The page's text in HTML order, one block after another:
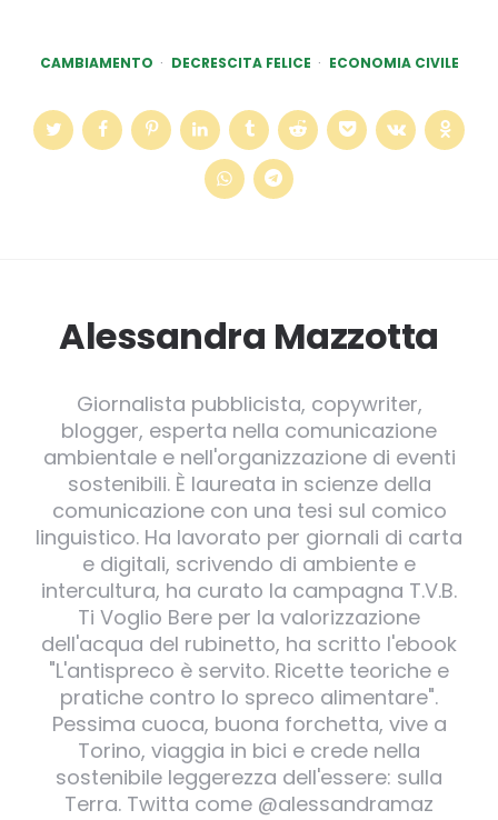
CAMBIAMENTO DECRESCITA FELICE ECONOMIA CIVILE
Alessandra Mazzotta
Giornalista pubblicista, copywriter,
blogger, esperta nella comunicazione
ambientale e nell'organizzazione di eventi
sostenibili. È laureata in scienze della
comunicazione con una tesi sul comico
linguistico. Ha lavorato per giornali di carta
e digitali, scrivendo di ambiente e
intercultura, ha curato la campagna T.V.B.
Ti Voglio Bere per la valorizzazione
dell'acqua del rubinetto, ha scritto l'ebook
"L'antispreco è servito. Ricette teoriche e
pratiche contro lo spreco alimentare".
Pessima cuoca, buona forchetta, vive a
Torino, viaggia in bici e crede nella
sostenibile leggerezza dell'essere: sulla
Terra. Twitta come @alessandramaz